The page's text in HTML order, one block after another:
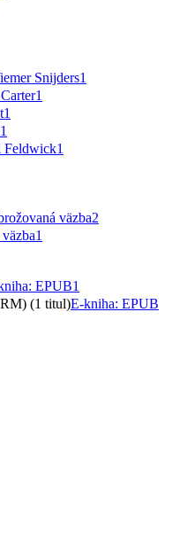
Snijders1
1
1
1
Feldwick1
väzba2
1
EPUB1
(1 titul)E-kniha: EPUB